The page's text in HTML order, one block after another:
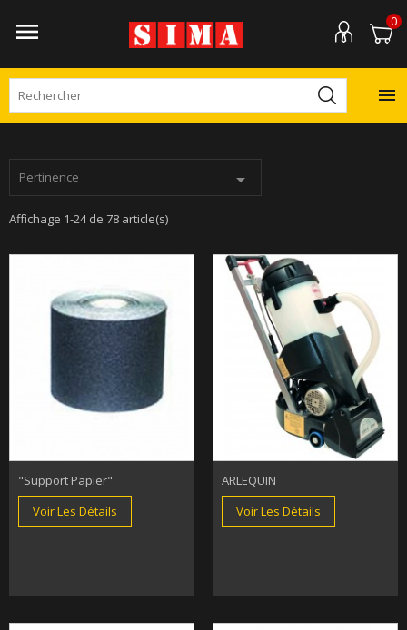
 0

Pertinence 
Affichage 1-24 de 78 article(s)
"support Papier"
Voir Les Détails
ARLEQUIN
Voir Les Détails